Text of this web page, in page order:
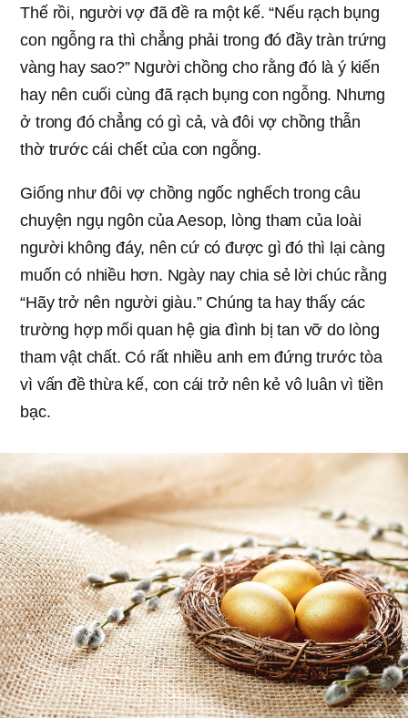
Thế rồi, người vợ đã đề ra một kế. “Nếu rạch bụng
con ngỗng ra thì chẳng phải trong đó đầy tràn trứng
vàng hay sao?” Người chồng cho rằng đó là ý kiến
hay nên cuối cùng đã rạch bụng con ngỗng. Nhưng
ở trong đó chẳng có gì cả, và đôi vợ chồng thẫn
thờ trước cái chết của con ngỗng.
Giống như đôi vợ chồng ngốc nghếch trong câu
chuyện ngụ ngôn của Aesop, lòng tham của loài
người không đáy, nên cứ có được gì đó thì lại càng
muốn có nhiều hơn. Ngày nay chia sẻ lời chúc rằng
“Hãy trở nên người giàu.” Chúng ta hay thấy các
trường hợp mối quan hệ gia đình bị tan vỡ do lòng
tham vật chất. Có rất nhiều anh em đứng trước tòa
vì vấn đề thừa kế, con cái trở nên kẻ vô luân vì tiền
bạc.